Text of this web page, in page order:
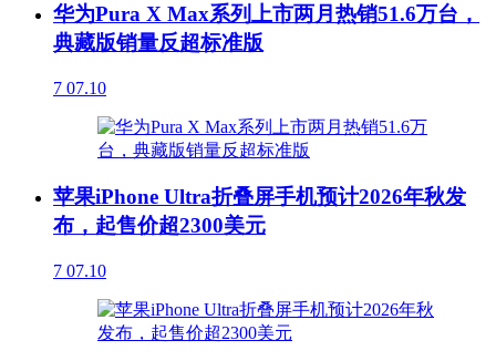
华为Pura X Max系列上市两月热销51.6万台，
典藏版销量反超标准版
7 07.10
苹果iPhone Ultra折叠屏手机预计2026年秋发
布，起售价超2300美元
7 07.10